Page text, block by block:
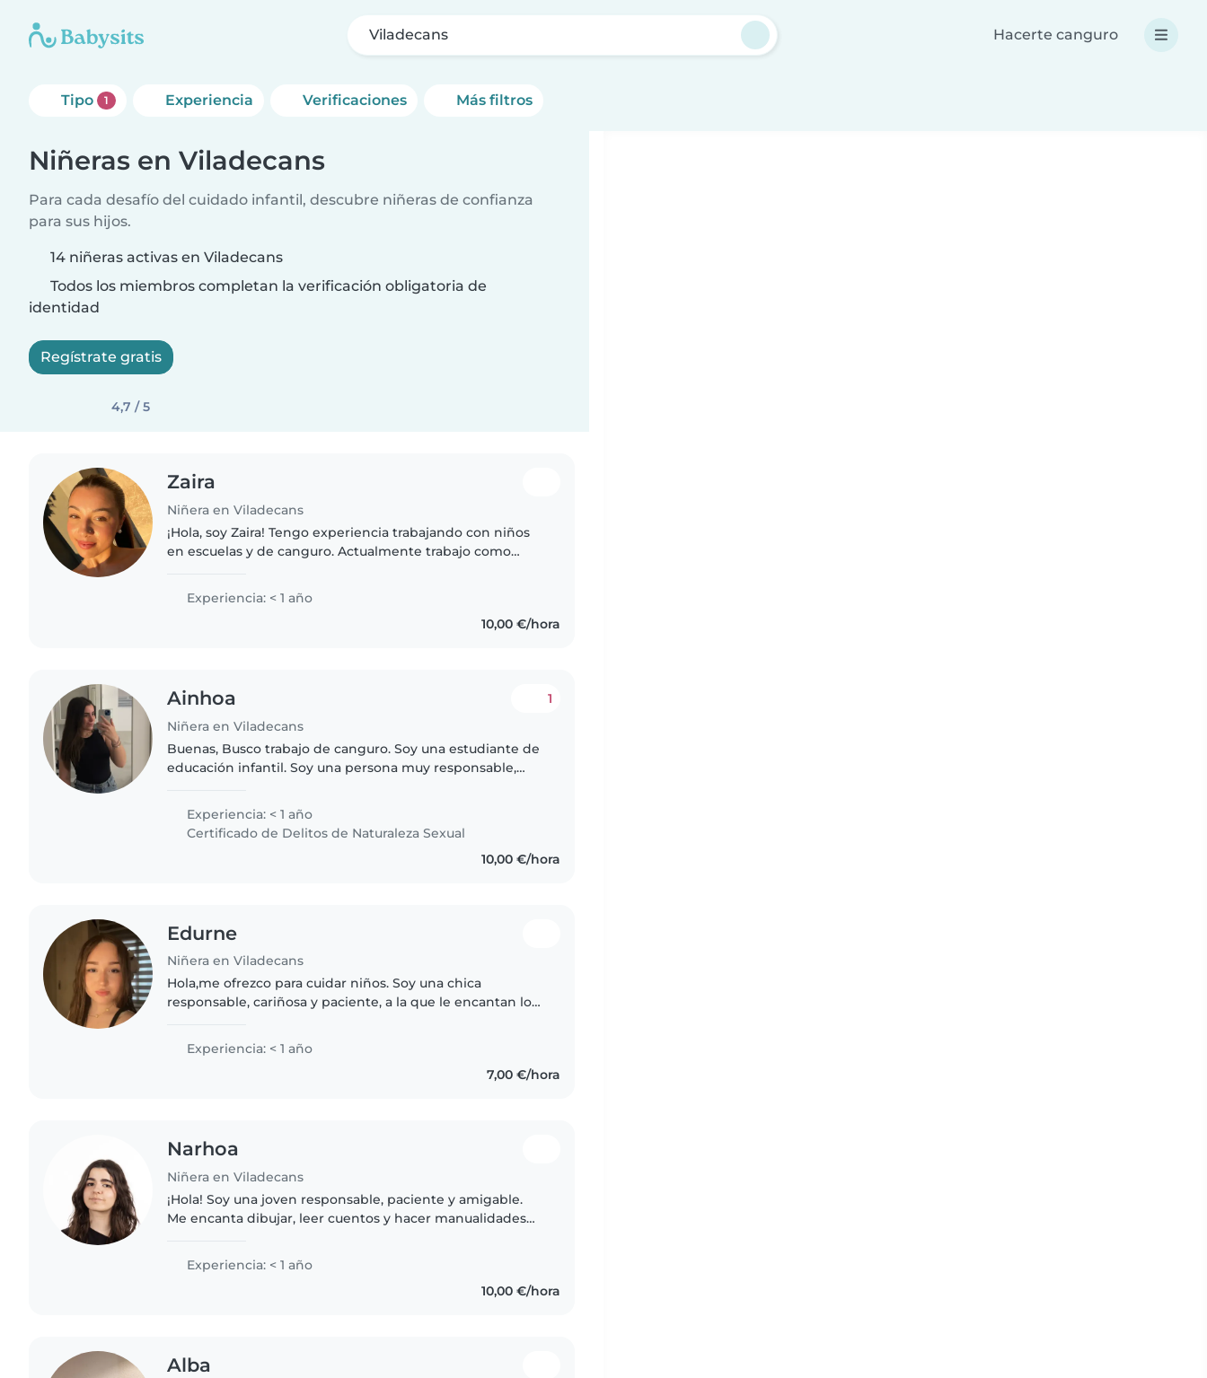
Viladecans Hacerte canguro
Tipo 1 Experiencia Verificaciones Más filtros
Niñeras en Viladecans
Para cada desafío del cuidado infantil, descubre niñeras de confianza
para sus hijos.
14 niñeras activas en Viladecans
Todos los miembros completan la verificación obligatoria de
identidad
Regístrate gratis
4,7 / 5
Zaira
Niñera en Viladecans
¡Hola, soy Zaira! Tengo experiencia trabajando con niños
en escuelas y de canguro. Actualmente trabajo como
algo más por las mañanas..
Experiencia: < 1 año
10,00 €/hora
Ainhoa
Niñera en Viladecans
1
Buenas, Busco trabajo de canguro. Soy una estudiante de
educación infantil. Soy una persona muy responsable,
Experiencia: < 1 año
Certificado de Delitos de Naturaleza Sexual
10,00 €/hora
Edurne
Niñera en Viladecans
Hola,me ofrezco para cuidar niños. Soy una chica
responsable, cariñosa y paciente, a la que le encantan los
relacionada con la atención..
Experiencia: < 1 año
7,00 €/hora
Narhoa
Niñera en Viladecans
¡Hola! Soy una joven responsable, paciente y amigable.
Me encanta dibujar, leer cuentos y hacer manualidades
bachillerato y un grado..
Experiencia: < 1 año
10,00 €/hora
Alba